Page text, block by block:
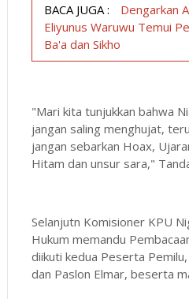
BACA JUGA :
Dengarkan
Eliyunus Waruwu Temui
Ba'a dan Sikho
"Mari kita tunjukkan bahwa
jangan saling menghujat,
jangan sebarkan Hoax,
Hitam dan unsur sara,"
Selanjutn Komisioner KPU
Hukum memandu
diikuti kedua Peserta
dan Paslon Elmar, beserta